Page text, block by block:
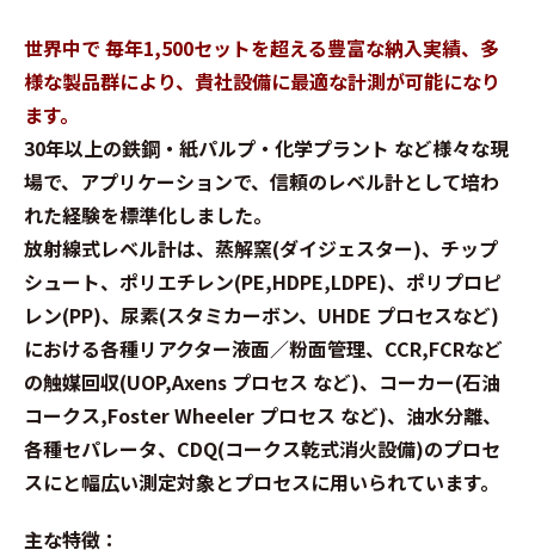
世界中で 毎年1,500セットを超える豊富な納入実績、多
様な製品群により、貴社設備に最適な計測が可能になり
ます。
30年以上の鉄鋼・紙パルプ・化学プラント など様々な現
場で、アプリケーションで、信頼のレベル計として培わ
れた経験を標準化しました。
放射線式レベル計は、蒸解窯(ダイジェスター)、チップ
シュート、ポリエチレン(PE,HDPE,LDPE)、ポリプロピ
レン(PP)、尿素(スタミカーボン、UHDE プロセスなど)
における各種リアクター液面／粉面管理、CCR,FCRなど
の触媒回収(UOP,Axens プロセス など)、コーカー(石油
コークス,Foster Wheeler プロセス など)、油水分離、
各種セパレータ、CDQ(コークス乾式消火設備)のプロセ
スにと幅広い測定対象とプロセスに用いられています。
主な特徴：